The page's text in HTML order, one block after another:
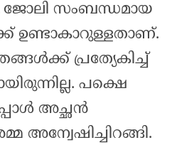
ജോലി സംബന്ധമായ
ഉണ്ടാകാറുള്ളതാണ്.
പ്രത്യേകിച്ച്
പക്ഷെ
അച്ഛൻ
അന്വേഷിച്ചിറങ്ങി.